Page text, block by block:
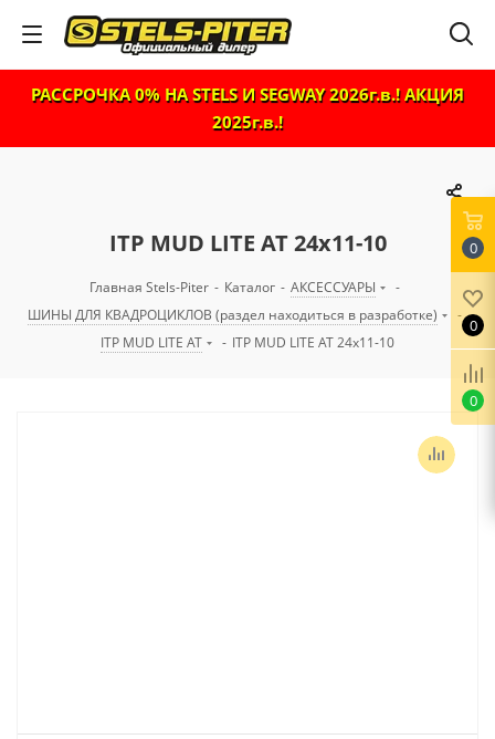
РАССРОЧКА 0% НА STELS И SEGWAY 2026г.в.! АКЦИЯ
2025г.в.!
ITP MUD LITE AT 24x11-10
Главная Stels-Piter - Каталог - АКСЕССУАРЫ
-
ШИНЫ ДЛЯ КВАДРОЦИКЛОВ (раздел находиться в разработке)
-
ITP MUD LITE AT
- ITP MUD LITE AT 24x11-10
0
0
0